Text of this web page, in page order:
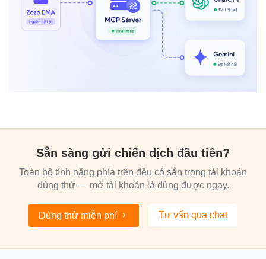
Sẵn sàng gửi chiến dịch đầu tiên?
Toàn bộ tính năng phía trên đều có sẵn trong tài khoản
dùng thử — mở tài khoản là dùng được ngay.
Dùng thử miễn phí Tư vấn qua chat